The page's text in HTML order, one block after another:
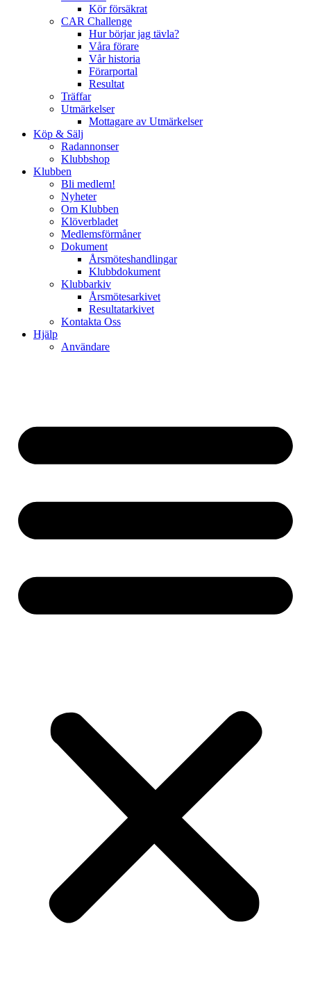
Kör försäkrat
CAR Challenge
Hur börjar jag tävla?
Våra förare
Vår historia
Förarportal
Resultat
Träffar
Utmärkelser
Mottagare av Utmärkelser
Köp & Sälj
Radannonser
Klubbshop
Klubben
Bli medlem!
Nyheter
Om Klubben
Klöverbladet
Medlemsförmåner
Dokument
Årsmöteshandlingar
Klubbdokument
Klubbarkiv
Årsmötesarkivet
Resultatarkivet
Kontakta Oss
Hjälp
Användare